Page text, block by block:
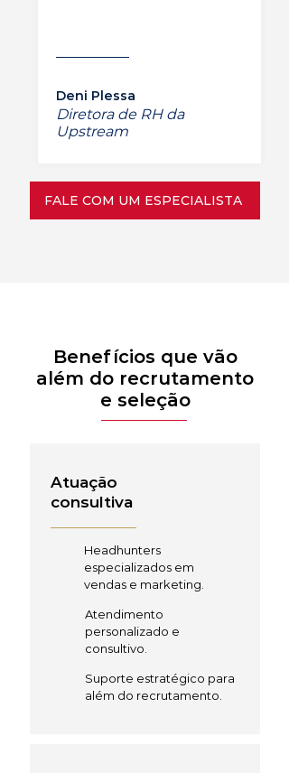
Deni Plessa
Diretora de RH da
Upstream
FALE COM UM ESPECIALISTA
Benefícios que vão
além do recrutamento
e seleção
Atuação
consultiva
Headhunters
especializados em
vendas e marketing.
Atendimento
personalizado e
consultivo.
Suporte estratégico para
além do recrutamento.